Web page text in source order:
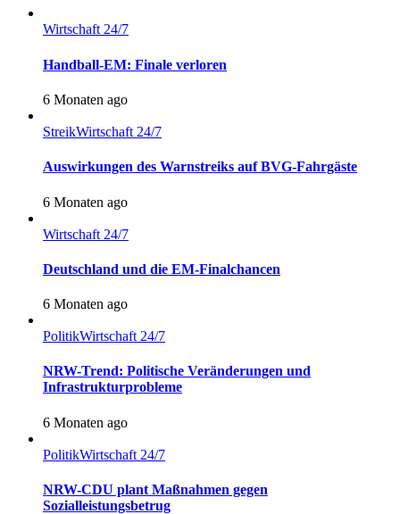
Wirtschaft 24/7
Handball-EM: Finale verloren
6 Monaten ago
StreikWirtschaft 24/7
Auswirkungen des Warnstreiks auf BVG-Fahrgäste
6 Monaten ago
Wirtschaft 24/7
Deutschland und die EM-Finalchancen
6 Monaten ago
PolitikWirtschaft 24/7
NRW-Trend: Politische Veränderungen und
Infrastrukturprobleme
6 Monaten ago
PolitikWirtschaft 24/7
NRW-CDU plant Maßnahmen gegen
Sozialleistungsbetrug